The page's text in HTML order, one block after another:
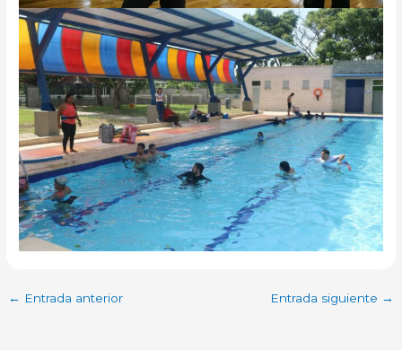
← Entrada anterior Entrada siguiente →